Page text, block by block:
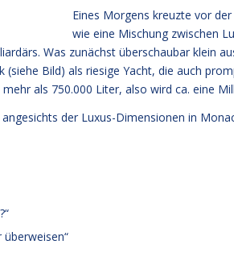
Eines Morgens kreuzte vor
wie eine Mischung zwischen
Was zunächst überschaubar klein
(siehe Bild) als riesige Yacht, die auch
als 750.000 Liter, also wird ca. eine
der Luxus-Dimensionen in